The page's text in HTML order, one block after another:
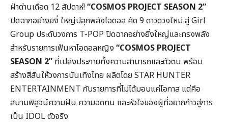
ฝ่าด่านเดือด 12 สัปดาห์!“COSMOS PROJECT SEASON 2”
ปิดฉากอย่างยงิ่ ใหญ่ปลุกพลังไอดอล คัด 9 ดาวดวงใหม่ สู่ Girl
Group ประดับวงการ T-POP ปิดฉากอย่างยิ่งใหญ่และทรงพลัง
สำหรับรายการเฟ้นหาไอดอลหญิง “COSMOS PROJECT
SEASON 2” ที่เปล่งประกายทั้งความสามารถและตัวตน พร้อม
สร้างสีสันให้วงการบันเทิงไทย ผลิตโดย STAR HUNTER
ENTERTAINMENT กับรายการที่ไม่ได้มอบแค่โอกาส แต่คือ
สนามพิสูจน์ความฝัน ความอดทน และหัวใจของผู้ที่อยากก้าวสู่การ
เป็น IDOL ตัวจริง